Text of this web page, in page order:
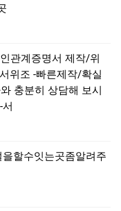
관계증명서 제작/위
위조 -빠른제작/확실
충분히 상담해 보시
할수잇는곳좀알려주